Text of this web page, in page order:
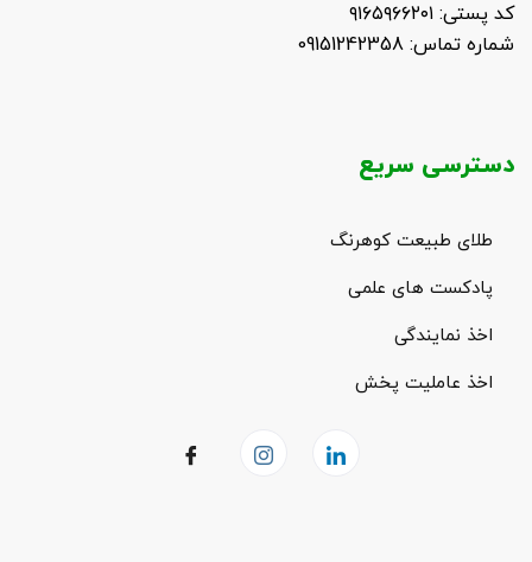
کد پستی: ۹۱۶۵۹۶۶۲۰۱
شماره تماس: 09151242358
دسترسی سریع
طلای طبیعت کوهرنگ
پادکست های علمی
اخذ نمایندگی
اخذ عاملیت پخش